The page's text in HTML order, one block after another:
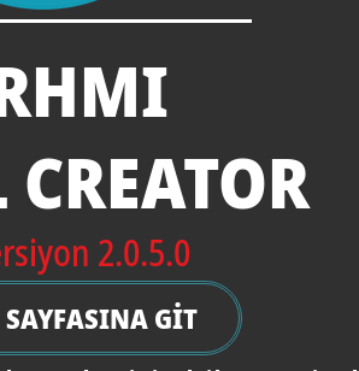
2.0.5.0
GİT